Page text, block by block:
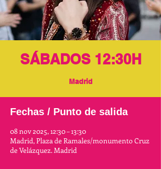
SÁBADOS 12:30H
Madrid
Fechas / Punto de salida
08 nov 2025, 12:30 – 13:30
Madrid, Plaza de Ramales/monumento Cruz
de Velázquez. Madrid